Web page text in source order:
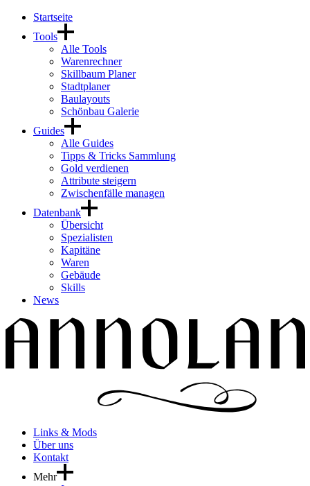
Startseite
Tools
Alle Tools
Warenrechner
Skillbaum Planer
Stadtplaner
Baulayouts
Schönbau Galerie
Guides
Alle Guides
Tipps & Tricks Sammlung
Gold verdienen
Attribute steigern
Zwischenfälle managen
Datenbank
Übersicht
Spezialisten
Kapitäne
Waren
Gebäude
Skills
News
Links & Mods
Über uns
Kontakt
Mehr